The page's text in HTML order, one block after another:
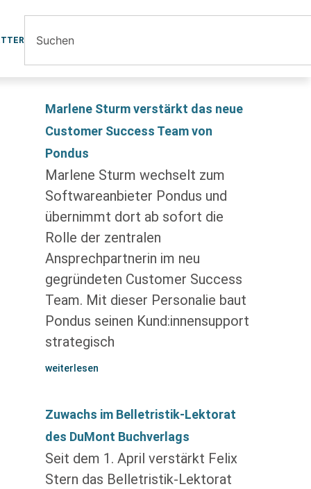
Marlene Sturm verstärkt das neue
Customer Success Team von
Pondus
Marlene Sturm wechselt zum
Softwareanbieter Pondus und
übernimmt dort ab sofort die
Rolle der zentralen
Ansprechpartnerin im neu
gegründeten Customer Success
Team. Mit dieser Personalie baut
Pondus seinen Kund:innensupport
strategisch
weiterlesen
Zuwachs im Belletristik-Lektorat
des DuMont Buchverlags
Seit dem 1. April verstärkt Felix
Stern das Belletristik-Lektorat